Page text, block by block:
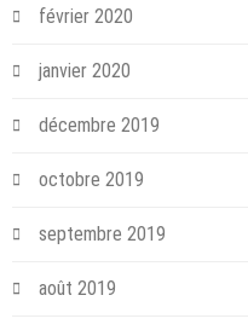
février 2020
janvier 2020
décembre 2019
octobre 2019
septembre 2019
août 2019